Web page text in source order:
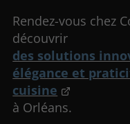
Rendez-vous chez
découvrir
des solutions
élégance et
cuisine
à Orléans.